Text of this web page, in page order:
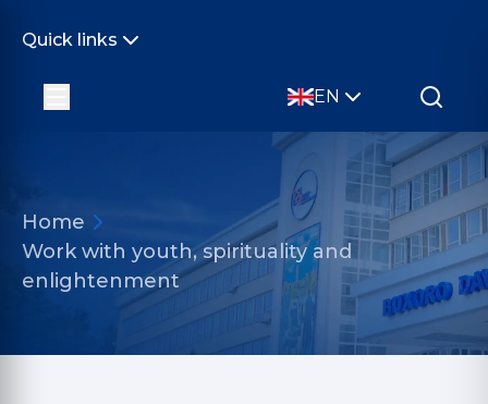
Quick links
EN
Home
Work with youth, spirituality and
enlightenment